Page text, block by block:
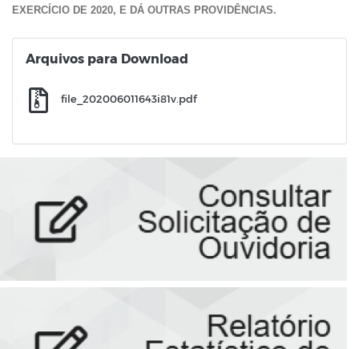
EXERCÍCIO DE 2020, E DÁ OUTRAS PROVIDÊNCIAS.
Arquivos para Download
file_202006011643i81v.pdf